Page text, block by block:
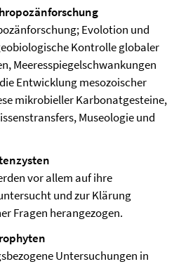
Evolotion und
Kontrolle globaler
Meeresspiegelschwankungen
Entwicklung mesozoischer
mikrobieller Karbonatgesteine,
Museologie und
vor allem auf ihre
und zur Klärung
Fragen herangezogen.
Untersuchungen in